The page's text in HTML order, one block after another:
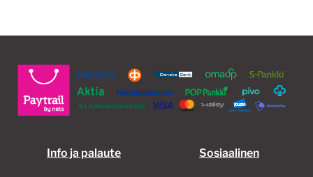
Info ja palaute Sosiaalinen